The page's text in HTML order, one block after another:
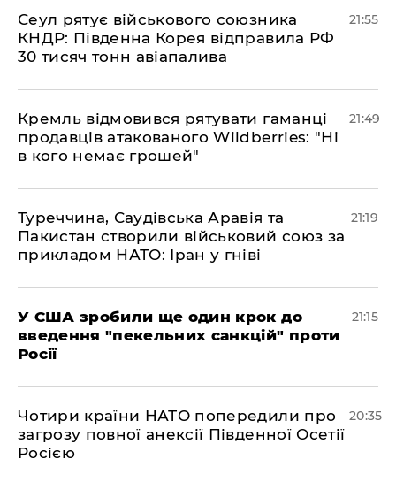
​Сеул рятує військового союзника
КНДР: Південна Корея відправила РФ
30 тисяч тонн авіапалива
21:55
​Кремль відмовився рятувати гаманці
продавців атакованого Wildberries: "Ні
в кого немає грошей"
21:49
​Туреччина, Саудівська Аравія та
Пакистан створили військовий союз за
прикладом НАТО: Іран у гніві
21:19
​У США зробили ще один крок до
введення "пекельних санкцій" проти
Росії
21:15
​Чотири країни НАТО попередили про
загрозу повної анексії Південної Осетії
Росією
20:35